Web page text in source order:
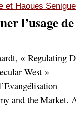
et Haoues
l’usage
« Regulating
West »
and the Market.